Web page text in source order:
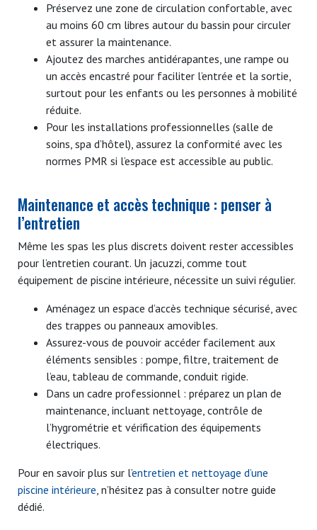
Préservez une zone de circulation confortable, avec
au moins 60 cm libres autour du bassin pour circuler
et assurer la maintenance.
Ajoutez des marches antidérapantes, une rampe ou
un accès encastré pour faciliter l’entrée et la sortie,
surtout pour les enfants ou les personnes à mobilité
réduite.
Pour les installations professionnelles (salle de
soins, spa d’hôtel), assurez la conformité avec les
normes PMR si l’espace est accessible au public.
Maintenance et accès technique : penser à
l’entretien
Même les spas les plus discrets doivent rester accessibles
pour l’entretien courant. Un jacuzzi, comme tout
équipement de piscine intérieure, nécessite un suivi régulier.
Aménagez un espace d’accès technique sécurisé, avec
des trappes ou panneaux amovibles.
Assurez-vous de pouvoir accéder facilement aux
éléments sensibles : pompe, filtre, traitement de
l’eau, tableau de commande, conduit rigide.
Dans un cadre professionnel : préparez un plan de
maintenance, incluant nettoyage, contrôle de
l’hygrométrie et vérification des équipements
électriques.
Pour en savoir plus sur l’entretien et nettoyage d’une
piscine intérieure , n’hésitez pas à consulter notre guide
dédié.